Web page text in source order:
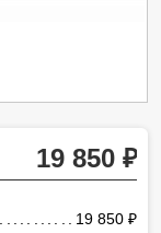
19 850
19 850